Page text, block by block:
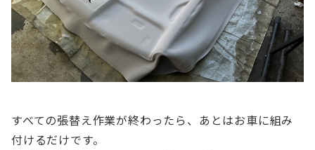
すべての張替え作業が終わったら、あとはお車に組み
付けるだけです。